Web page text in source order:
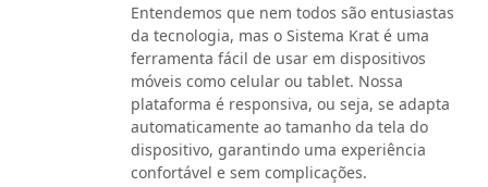
Entendemos que nem todos são entusiastas
da tecnologia, mas o Sistema Krat é uma
ferramenta fácil de usar em dispositivos
móveis como celular ou tablet. Nossa
plataforma é responsiva, ou seja, se adapta
automaticamente ao tamanho da tela do
dispositivo, garantindo uma experiência
confortável e sem complicações.